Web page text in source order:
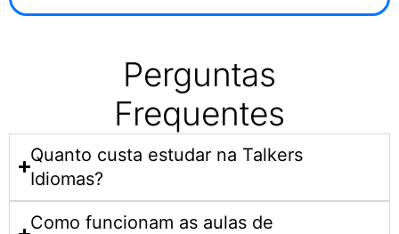
Perguntas
Frequentes
Quanto custa estudar na Talkers
Idiomas?​
Como funcionam as aulas de